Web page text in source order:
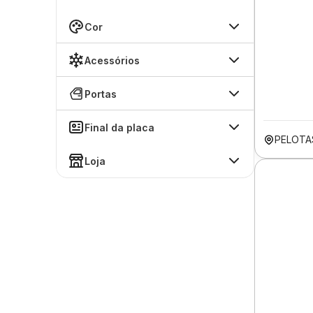
Cor
Acessórios
Portas
Final da placa
Loja